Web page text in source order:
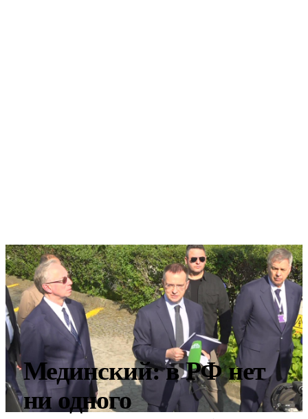
Мединский: в РФ нет
ни одного